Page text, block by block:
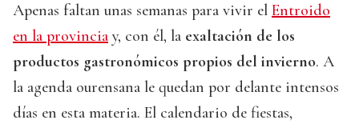
Apenas faltan unas semanas para vivir el Entroido
en la provincia y, con él, la exaltación de los
productos gastronómicos propios del invierno. A
la agenda ourensana le quedan por delante intensos
días en esta materia. El calendario de fiestas,